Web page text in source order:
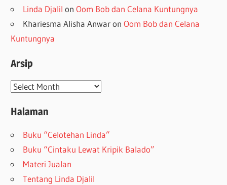
Linda Djalil onOom Bob dan Celana Kuntungnya
Khariesma Alisha AnwaronOom Bob dan Celana
Kuntungnya
Arsip
Arsip
Halaman
Buku “Celotehan Linda”
Buku “Cintaku Lewat Kripik Balado”
Materi Jualan
Tentang Linda Djalil